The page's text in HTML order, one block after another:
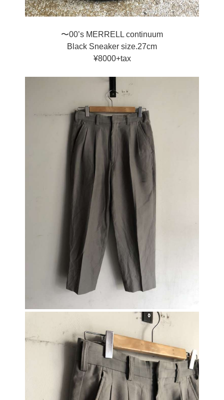
〜00’s MERRELL continuum
Black Sneaker size.27cm
¥8000+tax